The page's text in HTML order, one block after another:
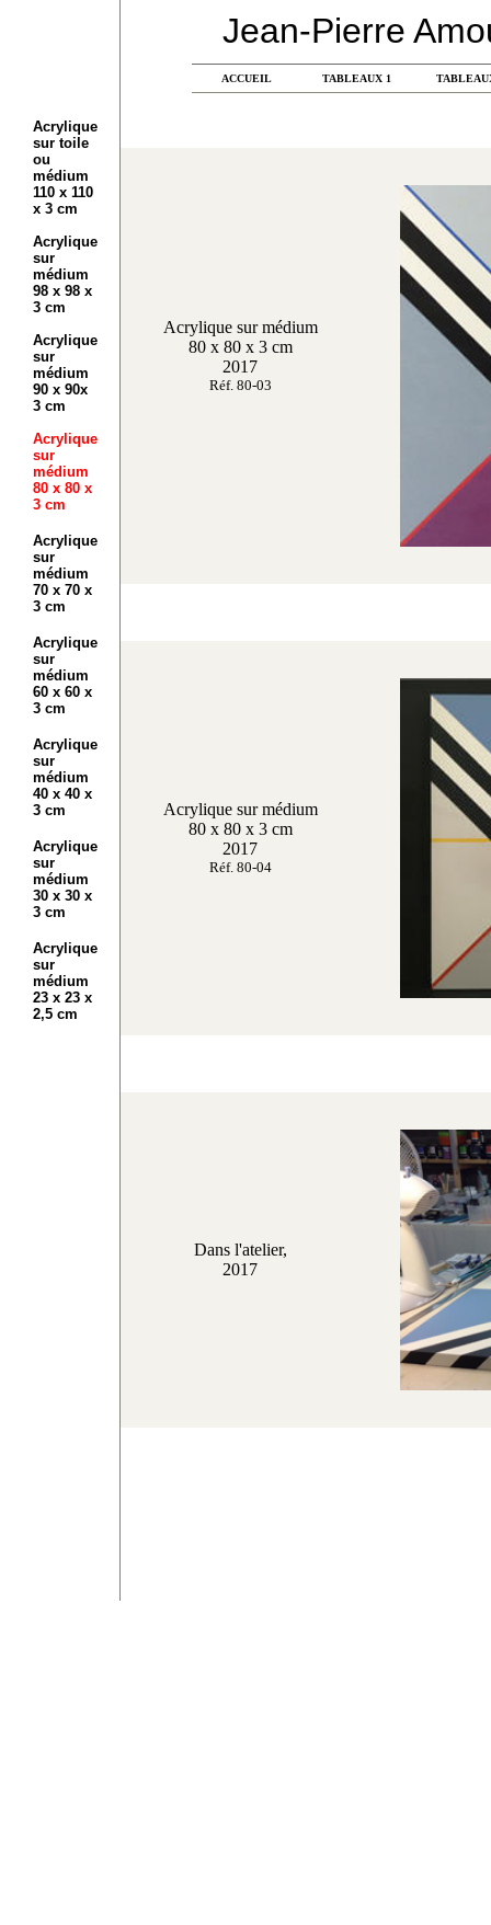
Acrylique
sur toile
ou
médium
110 x 110
x 3 cm
Acrylique
sur
médium
98 x 98 x
3 cm
Acrylique
sur
médium
90 x 90x
3 cm
Acrylique
sur
médium
80 x 80 x
3 cm
Acrylique
sur
médium
70 x 70 x
3 cm
Acrylique
sur
médium
60 x 60 x
3 cm
Acrylique
sur
médium
40 x 40 x
3 cm
Acrylique
sur
médium
30 x 30 x
3 cm
Acrylique
sur
médium
23 x 23 x
2,5 cm
Jean-Pierre
ACCUEIL TABLEAUX 1
Acrylique sur médium
80 x 80 x 3 cm
2017
Réf. 80-03
Acrylique sur médium
80 x 80 x 3 cm
2017
Réf. 80-04
Dans l'atelier,
2017